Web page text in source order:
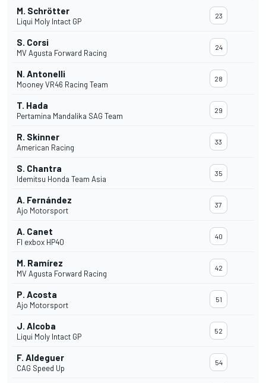
M. Schrötter
Liqui Moly Intact GP
23
S. Corsi
MV Agusta Forward Racing
24
N. Antonelli
Mooney VR46 Racing Team
28
T. Hada
Pertamina Mandalika SAG Team
29
R. Skinner
American Racing
33
S. Chantra
Idemitsu Honda Team Asia
35
A. Fernández
Ajo Motorsport
37
A. Canet
Fl exbox HP40
40
M. Ramírez
MV Agusta Forward Racing
42
P. Acosta
Ajo Motorsport
51
J. Alcoba
Liqui Moly Intact GP
52
F. Aldeguer
CAG Speed Up
54